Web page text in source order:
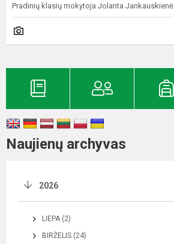
Pradinių klasių mokytoja Jolanta Jankauskienė
Naujienų archyvas
2026
LIEPA (2)
BIRŽELIS (24)